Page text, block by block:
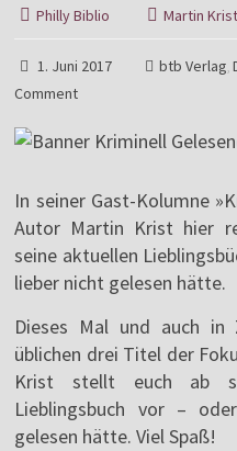
Philly Biblio Martin
1. Juni 2017 btb Verlag,
Comment
In seiner Gast-Kolumne
Autor Martin Krist hier
seine aktuellen
lieber nicht gelesen hätte.
Dieses Mal und auch
üblichen drei Titel der
Krist stellt euch ab
Lieblingsbuch vor –
gelesen hätte. Viel Spaß!